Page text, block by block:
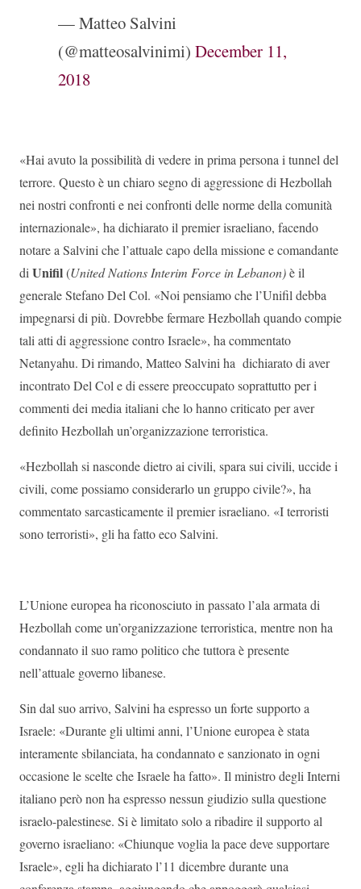
— Matteo Salvini
(@matteosalvinimi) December 11,
2018
«Hai avuto la possibilità di vedere in prima persona i tunnel del
terrore. Questo è un chiaro segno di aggressione di Hezbollah
nei nostri confronti e nei confronti delle norme della comunità
internazionale», ha dichiarato il premier israeliano, facendo
notare a Salvini che l’attuale capo della missione e comandante
di Unifil(United Nations Interim Force in Lebanon)è il
generale Stefano Del Col. «Noi pensiamo che l’Unifil debba
impegnarsi di più. Dovrebbe fermare Hezbollah quando compie
tali atti di aggressione contro Israele», ha commentato
Netanyahu. Di rimando, Matteo Salvini ha dichiarato di aver
incontrato Del Col e di essere preoccupato soprattutto per i
commenti dei media italiani che lo hanno criticato per aver
definito Hezbollah un’organizzazione terroristica.
«Hezbollah si nasconde dietro ai civili, spara sui civili, uccide i
civili, come possiamo considerarlo un gruppo civile?», ha
commentato sarcasticamente il premier israeliano. «I terroristi
sono terroristi», gli ha fatto eco Salvini.
L’Unione europea ha riconosciuto in passato l’ala armata di
Hezbollah come un’organizzazione terroristica, mentre non ha
condannato il suo ramo politico che tuttora è presente
nell’attuale governo libanese.
Sin dal suo arrivo, Salvini ha espresso un forte supporto a
Israele: «Durante gli ultimi anni, l’Unione europea è stata
interamente sbilanciata, ha condannato e sanzionato in ogni
occasione le scelte che Israele ha fatto». Il ministro degli Interni
italiano però non ha espresso nessun giudizio sulla questione
israelo-palestinese. Si è limitato solo a ribadire il supporto al
governo israeliano: «Chiunque voglia la pace deve supportare
Israele», egli ha dichiarato l’11 dicembre durante una